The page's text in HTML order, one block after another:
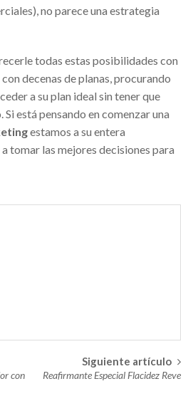
: una
– Gran
propiedad
– Deportes
Oñate
de gestión
no parece una estrategia
todas estas posibilidades con
decenas de planas, procurando
a su plan ideal sin tener que
está pensando en comenzar una
estamos a su entera
tomar las mejores decisiones para
con
Siguiente artículo
Reafirmante Especial Flacidez Reve